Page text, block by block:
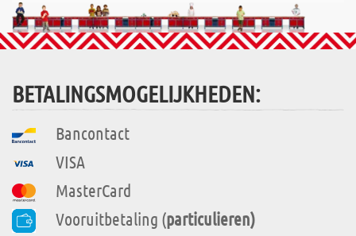
BETALINGSMOGELIJKHEDEN:
Bancontact
VISA
MasterCard
Vooruitbetaling (particulieren)